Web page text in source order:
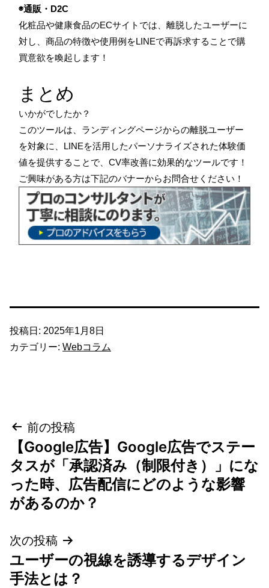
◉通販・D2C
化粧品や健康食品のECサイトでは、離脱したユーザーに
対し、商品の特徴や使用例をLINEで再訴求することで購
買意欲を喚起します！
まとめ
いかがでしたか？
このツールは、ランディングページからの離脱ユーザー
を対象に、LINEを活用したパーソナライズされた体験価
値を提供することで、CV率改善に効果的なツールです！
ご興味がある方は下記のバナーからお問合せください！
投稿日: 2025年1月8日
カテゴリー: Webコラム
投
稿
ナ
ビ
ゲ
ー
前の投稿
【Google広告】Google広告でステー
タスが「承認済み（制限付き）」にな
った時、広告配信にどのような影響
があるのか？
次の投稿
ユーザーの視線を誘導するデザイン
手法とは？